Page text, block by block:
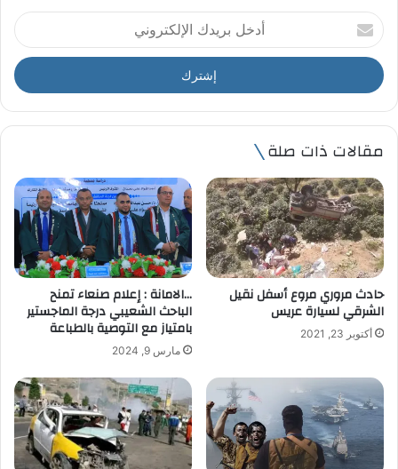
أ
د
خ
ل
ر
د
ا
ل
إ
ل
ك
ر
و
ن
مقالات ذات صلة
حادث مروري مروع أسفل نقيل
الشرقي لسيارة عريس
أكتوبر 23, 2021
…الامانة : إعلام صنعاء تمنح
الباحث الشعيبي درجة الماجستير
بامتياز مع التوصية بالطباعة
مارس 9, 2024